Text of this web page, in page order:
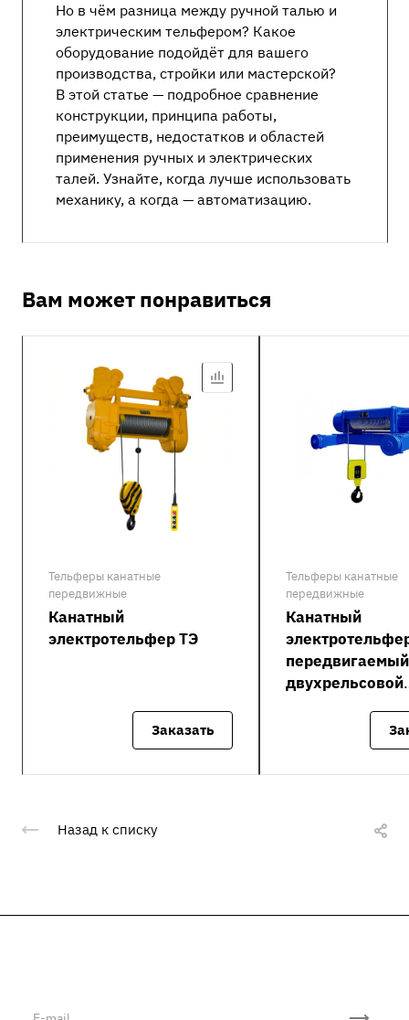
Но в чём разница между ручной талью и
электрическим тельфером? Какое
оборудование подойдёт для вашего
производства, стройки или мастерской?
В этой статье — подробное сравнение
конструкции, принципа работы,
преимуществ, недостатков и областей
применения ручных и электрических
талей. Узнайте, когда лучше использовать
механику, а когда — автоматизацию.
Вам может понравиться
Тельферы канатные
передвижные
Канатный
электротельфер ТЭ
Заказать
Тельферы канатные
передвижные
Канатный
двухрельсовой
Назад к списку